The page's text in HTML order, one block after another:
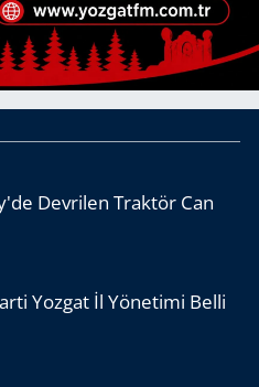
Devrilen Traktör Can
Yozgat İl Yönetimi Belli